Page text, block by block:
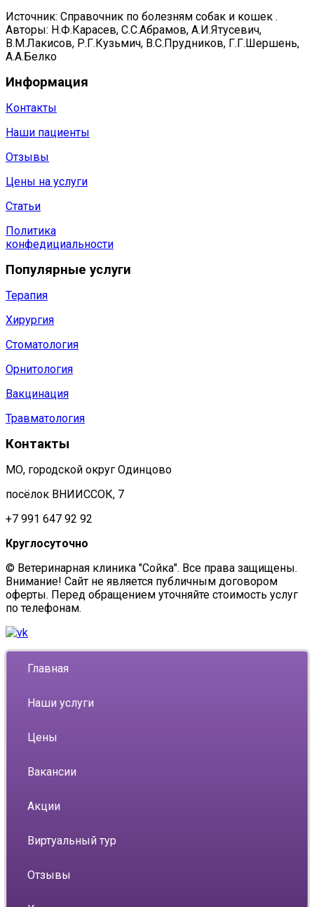
Источник: Справочник по болезням собак и кошек .
Авторы: Н.Ф.Карасев, С.С.Абрамов, А.И.Ятусевич,
В.М.Лакисов, Р.Г.Кузьмич, В.С.Прудников, Г.Г.Шершень,
А.А.Белко
Информация
Контакты
Наши пациенты
Отзывы
Цены на услуги
Статьи
Политика
конфедициальности
Популярные услуги
Терапия
Хирургия
Стоматология
Орнитология
Вакцинация
Травматология
Контакты
МО, городской округ Одинцово
посёлок ВНИИССОК, 7
+7 991 647 92 92
Круглосуточно
© Ветеринарная клиника "Сойка". Все права защищены.
Внимание! Сайт не является публичным договором
оферты. Перед обращением уточняйте стоимость услуг
по телефонам.
Главная
Наши услуги
Цены
Вакансии
Акции
Виртуальный тур
Отзывы